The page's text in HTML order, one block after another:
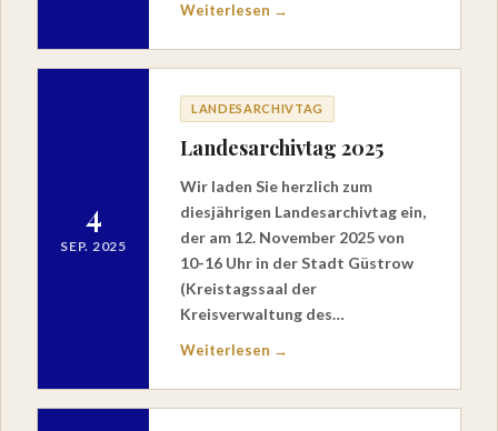
Weiterlesen →
4
SEP. 2025
LANDESARCHIVTAG
Landesarchivtag 2025
Wir laden Sie herzlich zum
diesjährigen Landesarchivtag ein,
der am 12. November 2025 von
10-16 Uhr in der Stadt Güstrow
(Kreistagssaal der
Kreisverwaltung des…
Weiterlesen →